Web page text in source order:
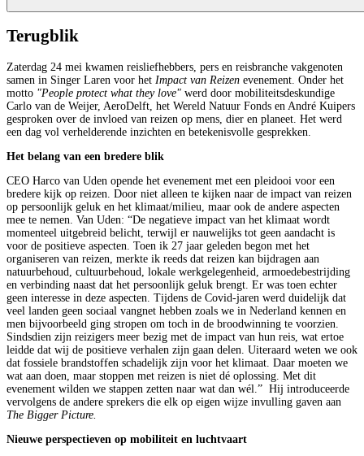
Terugblik
Zaterdag 24 mei kwamen reisliefhebbers, pers en reisbranche vakgenoten
samen in Singer Laren voor het Impact van Reizen evenement. Onder het
motto "People protect what they love" werd door mobiliteitsdeskundige
Carlo van de Weijer, AeroDelft, het Wereld Natuur Fonds en André Kuipers
gesproken over de invloed van reizen op mens, dier en planeet. Het werd
een dag vol verhelderende inzichten en betekenisvolle gesprekken.
Het belang van een bredere blik
CEO Harco van Uden opende het evenement met een pleidooi voor een
bredere kijk op reizen. Door niet alleen te kijken naar de impact van reizen
op persoonlijk geluk en het klimaat/milieu, maar ook de andere aspecten
mee te nemen. Van Uden: “De negatieve impact van het klimaat wordt
momenteel uitgebreid belicht, terwijl er nauwelijks tot geen aandacht is
voor de positieve aspecten. Toen ik 27 jaar geleden begon met het
organiseren van reizen, merkte ik reeds dat reizen kan bijdragen aan
natuurbehoud, cultuurbehoud, lokale werkgelegenheid, armoedebestrijding
en verbinding naast dat het persoonlijk geluk brengt. Er was toen echter
geen interesse in deze aspecten. Tijdens de Covid-jaren werd duidelijk dat
veel landen geen sociaal vangnet hebben zoals we in Nederland kennen en
men bijvoorbeeld ging stropen om toch in de broodwinning te voorzien.
Sindsdien zijn reizigers meer bezig met de impact van hun reis, wat ertoe
leidde dat wij de positieve verhalen zijn gaan delen. Uiteraard weten we ook
dat fossiele brandstoffen schadelijk zijn voor het klimaat. Daar moeten we
wat aan doen, maar stoppen met reizen is niet dé oplossing. Met dit
evenement wilden we stappen zetten naar wat dan wél.” Hij introduceerde
vervolgens de andere sprekers die elk op eigen wijze invulling gaven aan
The Bigger Picture.
Nieuwe perspectieven op mobiliteit en luchtvaart